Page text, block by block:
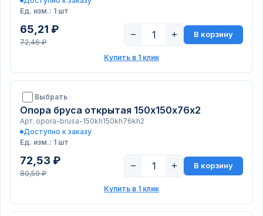
Ед. изм.: 1 шт
65,21 ₽
72,46 ₽
− + В корзину
Купить в 1 клик
Выбрать
Опора бруса открытая 150х150х76х2
Арт. opora-brusa-150kh150kh76kh2
Доступно к заказу
Ед. изм.: 1 шт
72,53 ₽
80,59 ₽
− + В корзину
Купить в 1 клик